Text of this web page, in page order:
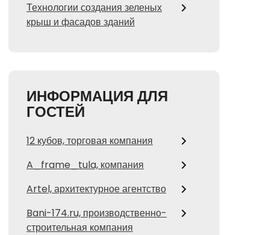
Технологии создания зеленых
крыш и фасадов зданий
ИНФОРМАЦИЯ ДЛЯ
ГОСТЕЙ
12 кубов, торговая компания
A_frame_tula, компания
Artel, архитектурное агентство
Bani-174.ru, производственно-
строительная компания